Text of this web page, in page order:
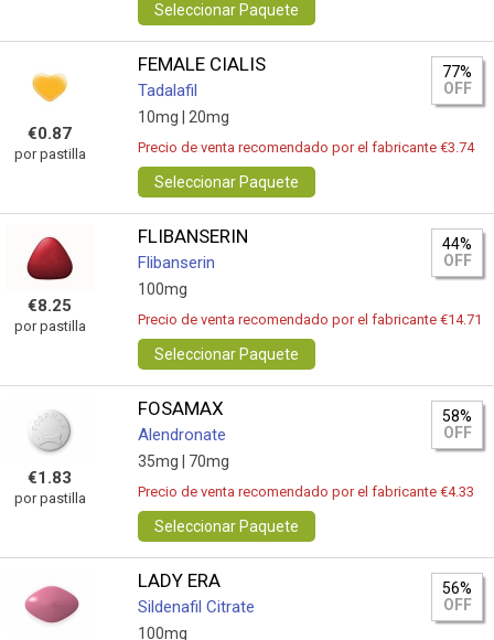
Seleccionar Paquete
€0.87
por pastilla
FEMALE CIALIS
Tadalafil
10mg | 20mg
77%
OFF
Precio de venta recomendado por el fabricante €3.74
Seleccionar Paquete
€8.25
por pastilla
FLIBANSERIN
Flibanserin
100mg
44%
OFF
Precio de venta recomendado por el fabricante €14.71
Seleccionar Paquete
€1.83
por pastilla
FOSAMAX
Alendronate
35mg | 70mg
58%
OFF
Precio de venta recomendado por el fabricante €4.33
Seleccionar Paquete
LADY ERA
Sildenafil Citrate
100mg
56%
OFF